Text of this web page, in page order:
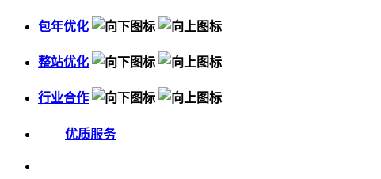
包年优化
整站优化
行业合作
优质服务